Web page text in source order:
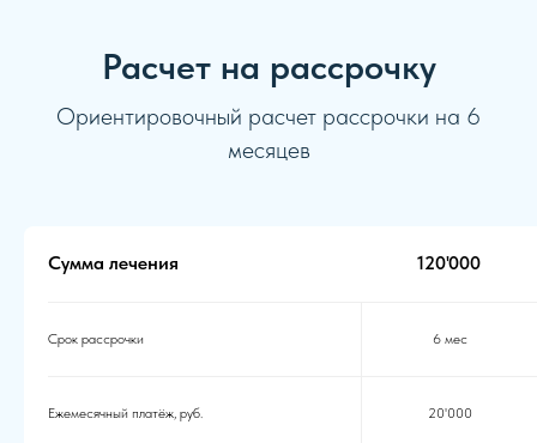
Расчет на рассрочку
Ориентировочный расчет рассрочки на 6
месяцев
Сумма лечения 120'000
Срок рассрочки 6 мес
Ежемесячный платёж, руб. 20'000